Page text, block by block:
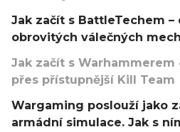
Jak začít s BattleTechem
obrovitých válečných
Jak začít s Warhammerem
přes přístupnější Kill Team
Wargaming poslouží jako
armádní simulace. Jak s